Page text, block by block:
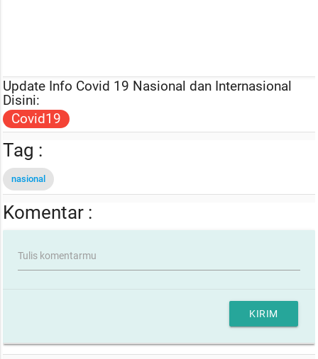
Update Info Covid 19 Nasional dan Internasional
Disini:
Covid19
Tag :
nasional
Komentar :
Tulis komentarmu
KIRIM